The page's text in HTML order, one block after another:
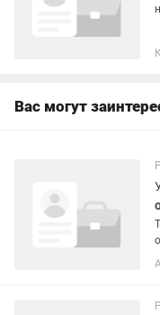
Вас могут